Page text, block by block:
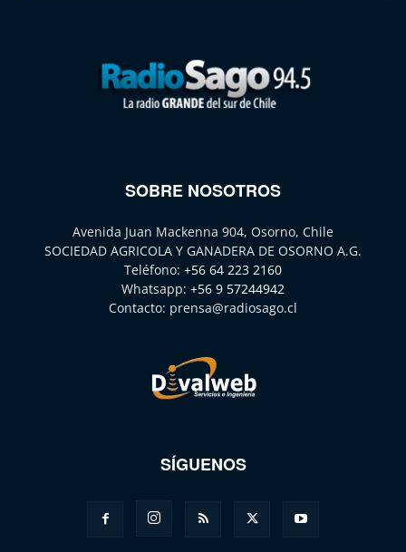
SOBRE NOSOTROS
Avenida Juan Mackenna 904, Osorno, Chile
SOCIEDAD AGRICOLA Y GANADERA DE OSORNO A.G.
Teléfono: +56 64 223 2160
Whatsapp: +56 9 57244942
Contacto: prensa@radiosago.cl
SÍGUENOS